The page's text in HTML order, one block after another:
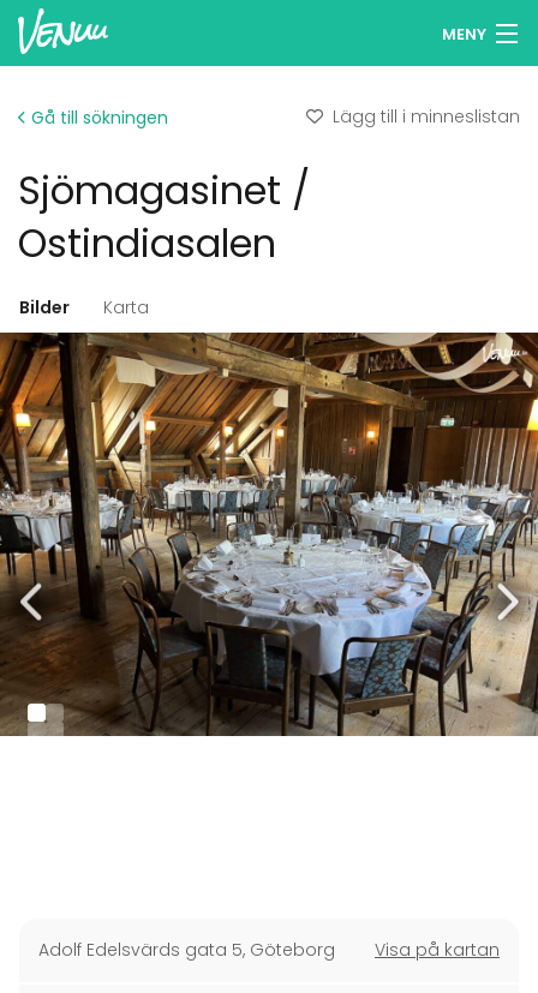
MENY
Logga in
Svenska
Gå till sökningen Lägg till i minneslistan
Sjömagasinet /
Ostindiasalen
Bilder Karta
Adolf Edelsvärds gata 5, Göteborg Visa på kartan